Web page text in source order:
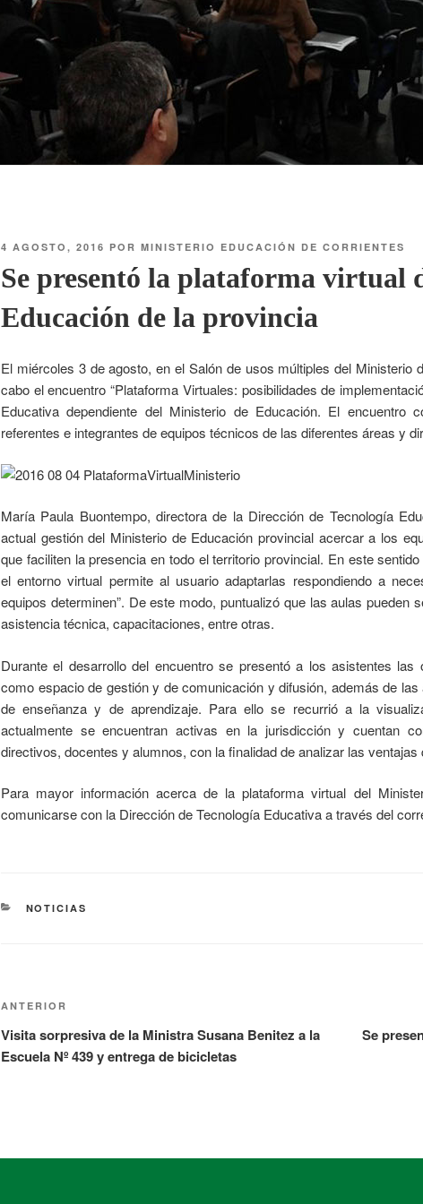
4 AGOSTO, 2016 POR MINISTERIO EDUCACIÓN DE CORRIENTES
Se presentó la plataforma virtual
Educación de la provincia
El miércoles 3 de agosto, en el Salón de usos múltiples del Ministerio
cabo el encuentro “Plataforma Virtuales: posibilidades de
Educativa dependiente del Ministerio de Educación. El encuentro
referentes e integrantes de equipos técnicos de las diferentes áreas y
María Paula Buontempo, directora de la Dirección de Tecnología
actual gestión del Ministerio de Educación provincial acercar a los
que faciliten la presencia en todo el territorio provincial. En este
el entorno virtual permite al usuario adaptarlas respondiendo a
equipos determinen”. De este modo, puntualizó que las aulas pueden
asistencia técnica, capacitaciones, entre otras.
Durante el desarrollo del encuentro se presentó a los asistentes
como espacio de gestión y de comunicación y difusión, además de
de enseñanza y de aprendizaje. Para ello se recurrió a la
actualmente se encuentran activas en la jurisdicción y cuentan
directivos, docentes y alumnos, con la finalidad de analizar las
Para mayor información acerca de la plataforma virtual del
comunicarse con la Dirección de Tecnología Educativa a través del
NOTICIAS
ANTERIOR
Visita sorpresiva de la Ministra Susana Benitez a la
Escuela Nº 439 y entrega de bicicletas
Se